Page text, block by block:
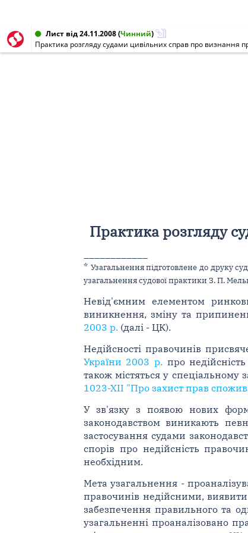
Лист від 24.11.2008(Чинний)
Практика розгляду судами цивільних справ про визнання
Практика розгляду
* Узагальнення підготовлене до друку
узагальнення судової практики З. П.
Невід'ємним елементом
виникнення, зміну та
2003 р. (далі - ЦК).
Недійсності правочинів
України 2003 р. про
також містяться у спеціальному
1023-XII "Про захист прав
У зв'язку з появою нових
законодавством виникають
застосування судами
спорів про недійсність
необхідним.
Мета узагальнення -
правочинів недійсними, виявити
забезпечення правильного та
узагальненні проаналізовано